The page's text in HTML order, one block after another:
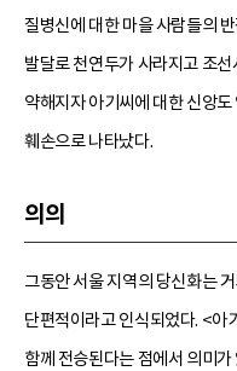
질병신에 대한 마을 사람들의
발달로 천연두가 사라지고 조
약해지자 아기씨에 대한 신앙
훼손으로 나타났다.
의의
그동안 서울 지역의 당신화는
단편적이라고 인식되었다. <아
함께 전승된다는 점에서 의미